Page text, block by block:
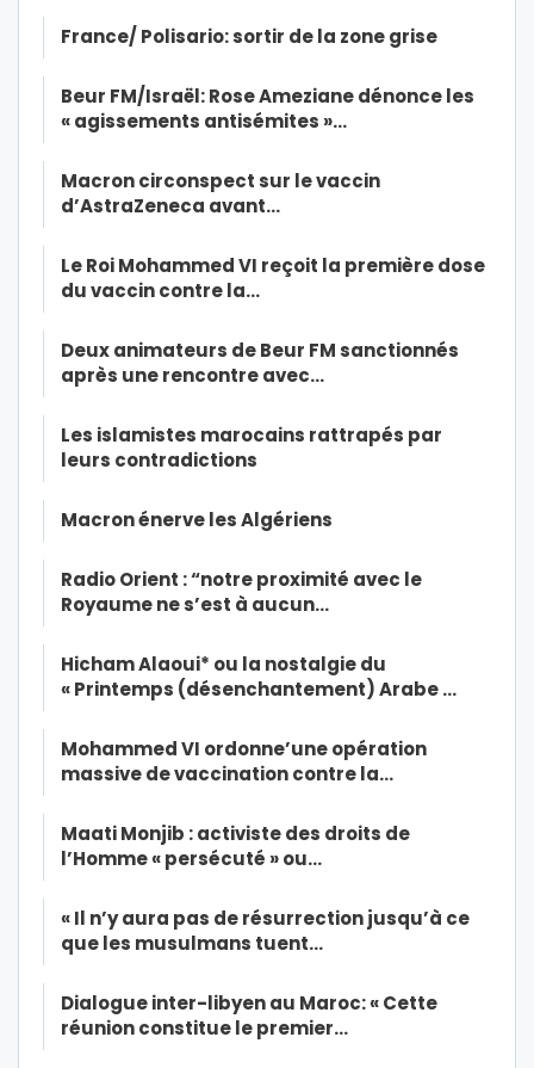
France/ Polisario: sortir de la zone grise
Beur FM/Israël: Rose Ameziane dénonce les
« agissements antisémites »…
Macron circonspect sur le vaccin
d’AstraZeneca avant…
Le Roi Mohammed VI reçoit la première dose
du vaccin contre la…
Deux animateurs de Beur FM sanctionnés
après une rencontre avec…
Les islamistes marocains rattrapés par
leurs contradictions
Macron énerve les Algériens
Radio Orient : “notre proximité avec le
Royaume ne s’est à aucun…
Hicham Alaoui* ou la nostalgie du
« Printemps (désenchantement) Arabe …
Mohammed VI ordonne’une opération
massive de vaccination contre la…
Maati Monjib : activiste des droits de
l’Homme « persécuté » ou…
« Il n’y aura pas de résurrection jusqu’à ce
que les musulmans tuent…
Dialogue inter-libyen au Maroc: « Cette
réunion constitue le premier…